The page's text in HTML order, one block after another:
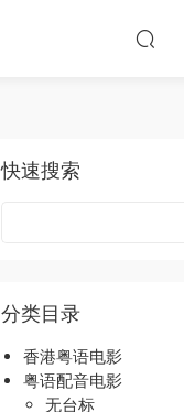
快速搜索
分类目录
香港粤语电影
粤语配音电影
无台标